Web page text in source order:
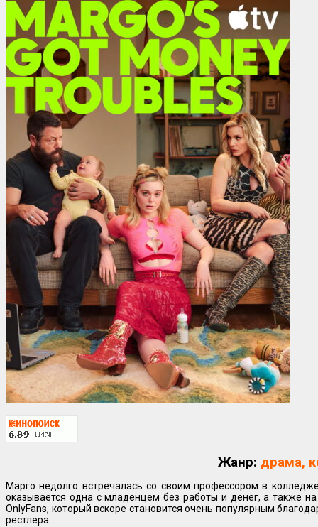
Жанр: драма,
Марго недолго встречалась со своим профессором в
оказывается одна с младенцем без работы и денег, а также
OnlyFans, который вскоре становится очень популярным
рестлера.